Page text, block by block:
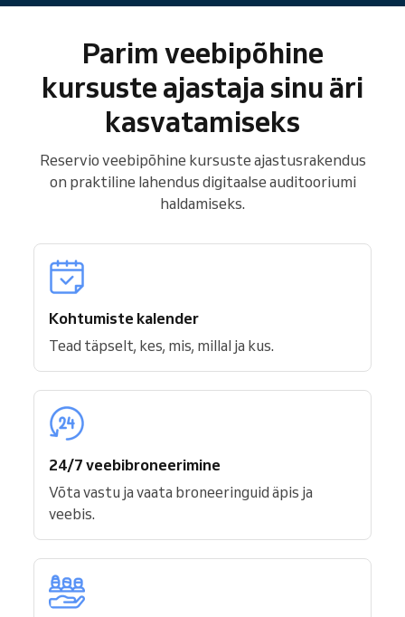
Parim veebipõhine
kursuste ajastaja sinu äri
kasvatamiseks
Reservio veebipõhine kursuste ajastusrakendus
on praktiline lahendus digitaalse auditooriumi
haldamiseks.
Kohtumiste kalender
Tead täpselt, kes, mis, millal ja kus.
24/7 veebibroneerimine
Võta vastu ja vaata broneeringuid äpis ja
veebis.